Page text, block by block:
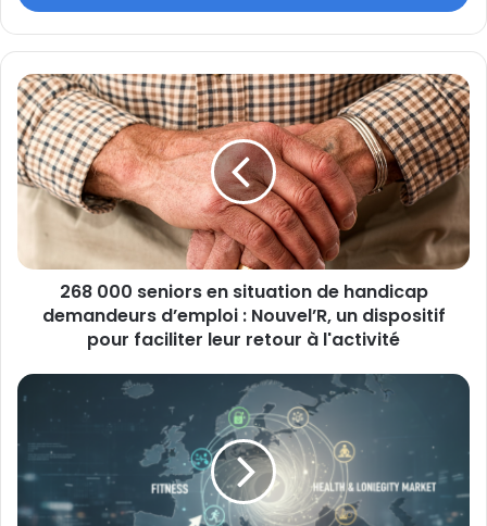
268
000
seniors
en
situation
de
handicap
d’emploi
Nouvel’R,
pour
faciliter
retour
à
268 000 seniors en situation de handicap
demandeurs d’emploi : Nouvel’R, un dispositif
pour faciliter leur retour à l'activité
Fitness
milliards
d’euros
Europe,